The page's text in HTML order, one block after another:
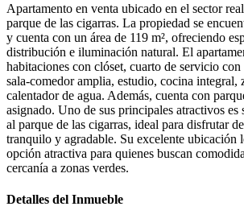
Apartamento en venta ubicado en el sector
parque de las cigarras. La propiedad se
y cuenta con un área de 119 m², ofreciendo
distribución e iluminación natural. El
habitaciones con clóset, cuarto de servicio con
sala-comedor amplia, estudio, cocina integral,
calentador de agua. Además, cuenta con
asignado. Uno de sus principales atractivos es
al parque de las cigarras, ideal para disfrutar
tranquilo y agradable. Su excelente ubicación
opción atractiva para quienes buscan
cercanía a zonas verdes.
Detalles del Inmueble